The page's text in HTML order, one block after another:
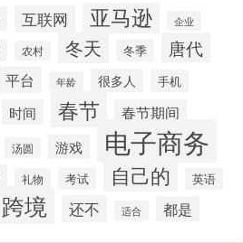
互联网 亚马逊 企业
农村 冬天 冬季 唐代
平台 年龄 很多人 手机
时间 春节 春节期间
汤圆 游戏 电子商务
礼物 考试 自己的 英语
跨境 还不 适合 都是